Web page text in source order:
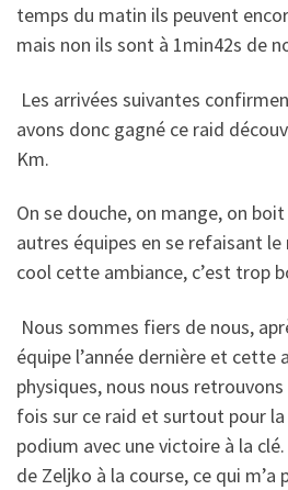
temps du matin ils peuvent
mais non ils sont à 1min42s de
Les arrivées suivantes
avons donc gagné ce raid
Km.
On se douche, on mange, on
autres équipes en se refaisant
cool cette ambiance, c’est trop
Nous sommes fiers de nous,
équipe l’année dernière et cette
physiques, nous nous
fois sur ce raid et surtout pour
podium avec une victoire à la
de Zeljko à la course, ce qui m’a